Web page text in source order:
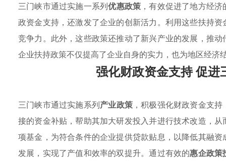
三门峡市通过实施一系列优惠政策 ，有效促进了地方经
政资金支持，还激发了企业的创新活力。利用这些扶持
竞争力。此外，这些政策还推动了新兴产业的发展，推
企业扶持政策不仅提高了企业自身的实力，也为地区经济
强化财政资金支持 促进
三门峡市通过实施系列产业政策，积极强化财政资金支
接的资金补贴，帮助其加大研发投入并进行技术改造，
项基金，为符合条件的企业提供贷款贴息，以降低其融
发展，实现了产值和效率的双提升。通过有效的惠企政策